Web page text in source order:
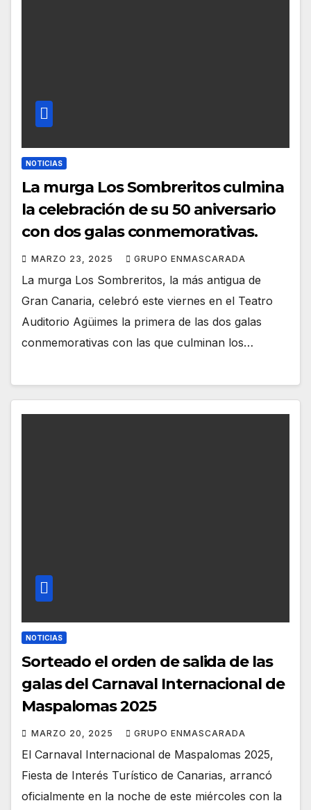
NOTICIAS
La murga Los Sombreritos culmina
la celebración de su 50 aniversario
con dos galas conmemorativas.
MARZO 23, 2025 GRUPO ENMASCARADA
La murga Los Sombreritos, la más antigua de
Gran Canaria, celebró este viernes en el Teatro
Auditorio Agüimes la primera de las dos galas
conmemorativas con las que culminan los…
NOTICIAS
Sorteado el orden de salida de las
galas del Carnaval Internacional de
Maspalomas 2025
MARZO 20, 2025 GRUPO ENMASCARADA
El Carnaval Internacional de Maspalomas 2025,
Fiesta de Interés Turístico de Canarias, arrancó
oficialmente en la noche de este miércoles con la